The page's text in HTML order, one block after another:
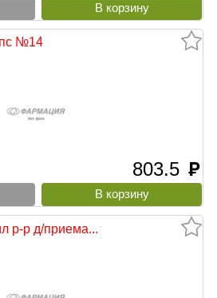
№14
803.5 руб
р-р д/приема...